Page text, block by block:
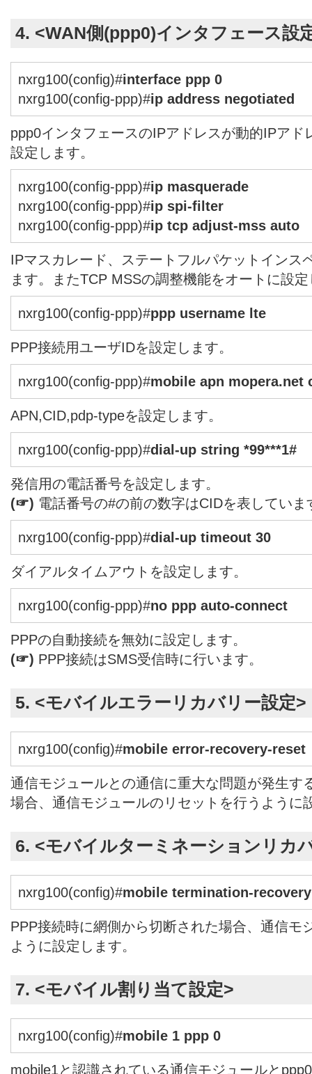
4. <WAN側(ppp0)インタフェース設
nxrg100(config)#interface ppp 0
nxrg100(config-ppp)#ip address negotiated
ppp0インタフェースのIPアドレスが動的IPアド
設定します。
nxrg100(config-ppp)#ip masquerade
nxrg100(config-ppp)#ip spi-filter
nxrg100(config-ppp)#ip tcp adjust-mss auto
IPマスカレード、ステートフルパケットインス
ます。またTCP MSSの調整機能をオートに設
nxrg100(config-ppp)#ppp username lte
PPP接続用ユーザIDを設定します。
nxrg100(config-ppp)#mobile apn mopera.net
APN,CID,pdp-typeを設定します。
nxrg100(config-ppp)#dial-up string *99***1#
発信用の電話番号を設定します。
(☞) 電話番号の#の前の数字はCIDを表していま
nxrg100(config-ppp)#dial-up timeout 30
ダイアルタイムアウトを設定します。
nxrg100(config-ppp)#no ppp auto-connect
PPPの自動接続を無効に設定します。
(☞) PPP接続はSMS受信時に行います。
5. <モバイルエラーリカバリー設定>
nxrg100(config)#mobile error-recovery-reset
通信モジュールとの通信に重大な問題が発生す
場合、通信モジュールのリセットを行うように
6. <モバイルターミネーションリカ
nxrg100(config)#mobile termination-
PPP接続時に網側から切断された場合、通信モ
ように設定します。
7. <モバイル割り当て設定>
nxrg100(config)#mobile 1 ppp 0
mobile1と認識されている通信モジュールと